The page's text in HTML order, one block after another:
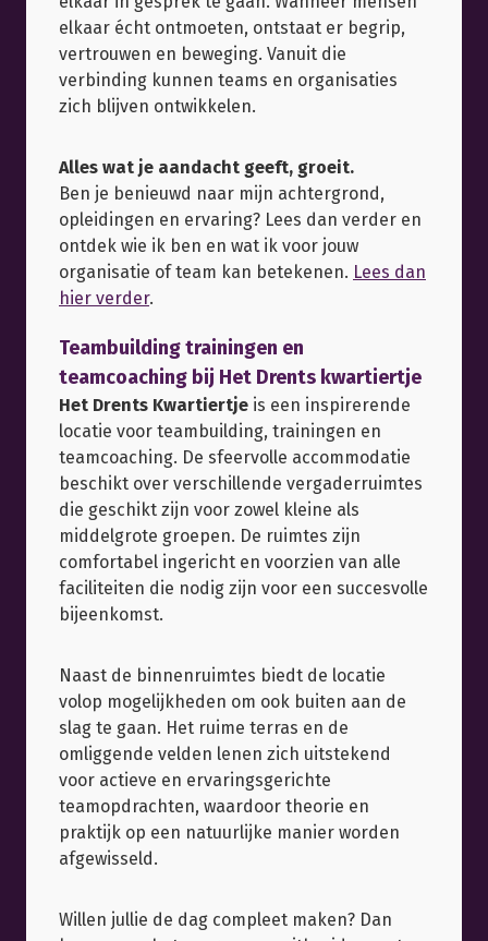
elkaar écht ontmoeten, ontstaat er begrip,
vertrouwen en beweging. Vanuit die
verbinding kunnen teams en organisaties
zich blijven ontwikkelen.
Alles wat je aandacht geeft, groeit.
Ben je benieuwd naar mijn achtergrond,
opleidingen en ervaring? Lees dan verder en
ontdek wie ik ben en wat ik voor jouw
organisatie of team kan betekenen. Lees dan
hier verder.
Teambuilding trainingen en
teamcoaching bij Het Drents kwartiertje
Het Drents Kwartiertje is een inspirerende
locatie voor teambuilding, trainingen en
teamcoaching. De sfeervolle accommodatie
beschikt over verschillende vergaderruimtes
die geschikt zijn voor zowel kleine als
middelgrote groepen. De ruimtes zijn
comfortabel ingericht en voorzien van alle
faciliteiten die nodig zijn voor een succesvolle
bijeenkomst.
Naast de binnenruimtes biedt de locatie
volop mogelijkheden om ook buiten aan de
slag te gaan. Het ruime terras en de
omliggende velden lenen zich uitstekend
voor actieve en ervaringsgerichte
teamopdrachten, waardoor theorie en
praktijk op een natuurlijke manier worden
afgewisseld.
Willen jullie de dag compleet maken? Dan